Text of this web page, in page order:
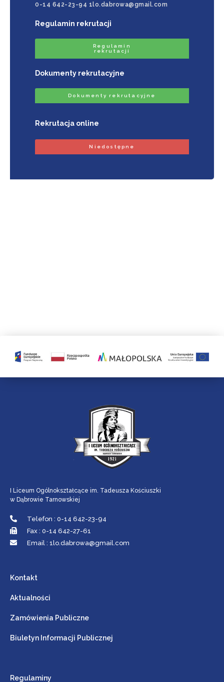
0-14 642-23-94 1lo.dabrowa@gmail.com
Regulamin rekrutacji
Regulamin
rekrutacji
Dokumenty rekrutacyjne
Dokumenty rekrutacyjne
Rekrutacja online
Niedostępne
I Liceum Ogólnokształcące im. Tadeusza Kościuszki
w Dąbrowie Tarnowskiej
Telefon : 0-14 642-23-94
Fax : 0-14 642-27-61
Email : 1lo.dabrowa@gmail.com
Kontakt
Aktualności
Zamówienia Publiczne
Biuletyn Informacji Publicznej
Regulaminy